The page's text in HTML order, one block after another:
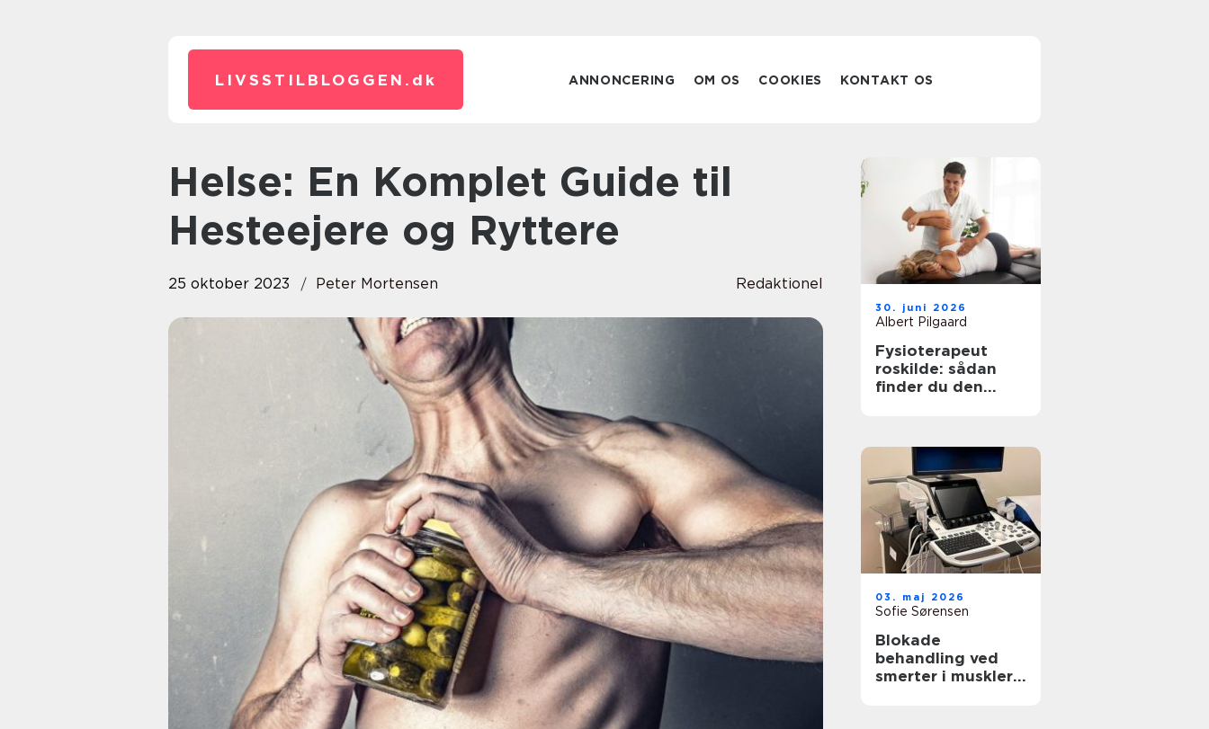
LIVSSTILBLOGGEN. dk ANNONCERING OM OS COOKIES KONTAKT OS
Helse: En Komplet Guide til
Hesteejere og Ryttere
25 oktober 2023 Peter Mortensen Redaktionel
30. juni 2026
Albert Pilgaard
Fysioterapeut
roskilde: sådan
finder du den
03. maj 2026
Sofie Sørensen
Blokade
behandling ved
smerter i muskler